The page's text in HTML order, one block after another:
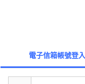
電子信箱帳號登入